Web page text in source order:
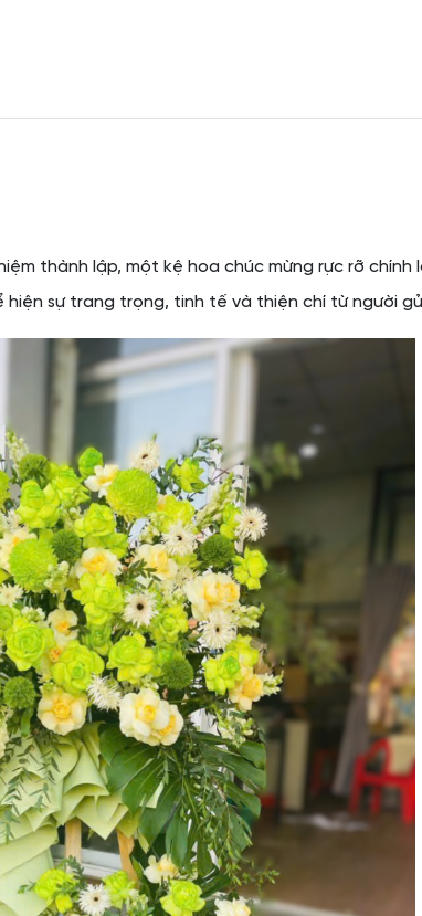
thành lập, một kệ hoa chúc mừng rực rỡ
sự trang trọng, tinh tế và thiện chí từ người